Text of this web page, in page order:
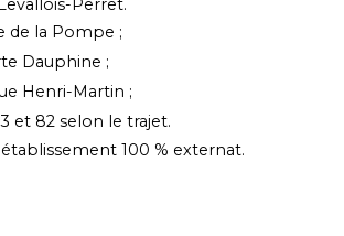
Perret.
de la Pompe ;
Dauphine ;
Henri-Martin ;
et 82 selon le trajet.
100 % externat.